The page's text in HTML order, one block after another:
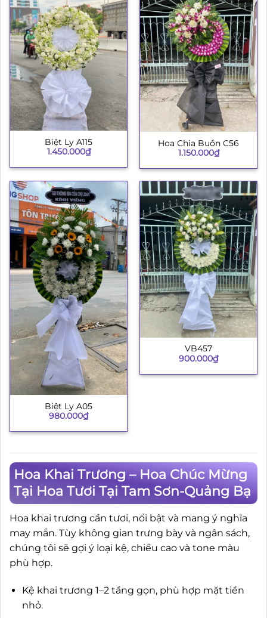
Biệt Ly A115
1.450.000₫
Hoa Chia Buồn C56
1.150.000₫
Biệt Ly A05
980.000₫
VB457
900.000₫
Hoa Khai Trương – Hoa Chúc Mừng
Tại Hoa Tươi Tại Tam Sơn-Quảng Bạ
Hoa khai trương cần tươi, nổi bật và mang ý nghĩa
may mắn. Tùy không gian trưng bày và ngân sách,
chúng tôi sẽ gợi ý loại kệ, chiều cao và tone màu
phù hợp.
Kệ khai trương 1–2 tầng gọn, phù hợp mặt tiền
nhỏ.